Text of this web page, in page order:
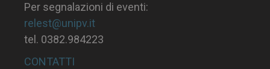
Per segnalazioni di eventi:
relest@unipv.it
tel. 0382.984223
CONTATTI